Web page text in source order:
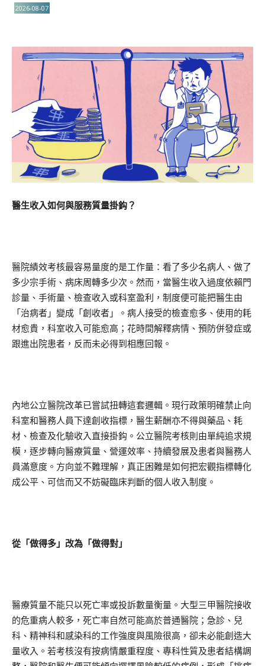
2026-08-07
醫生收入如何與服務質量掛鈎？
醫院績效考核最容易量度的是工作量：看了多少名病人、做了
多少宗手術、病床周轉多少次。然而，當醫生收入過度依賴門
診量、手術量、檢查收入或科室盈利，制度便可能把醫生由
「治病者」變成「創收者」。病人接受的檢查愈多、使用的耗
材愈貴，科室收入可能愈高；花時間解釋病情、預防併發症或
跟進出院患者，反而未必得到相應回報。
內地公立醫院改革已嘗試扭轉這套邏輯。現行政策明確禁止向
科室和醫務人員下達創收指標，醫生薪酬亦不得與藥品、耗
材、檢查及化驗收入直接掛鈎。公立醫院考核則由單純追求規
模，逐步轉向醫療質量、營運效率、持續發展及患者與醫務人
員滿意度。方向並不難理解，真正困難是如何把宏觀指標轉化
成公平、可信而又不妨礙臨床判斷的個人收入制度。
從「做得多」改為「做得對」
醫療質量不能只以死亡率或投訴數量衡量。大型三甲醫院接收
的危重病人較多，死亡率自然可能高於普通醫院；急診、兒
科、精神科和感染科的工作強度與風險很高，卻未必能創造大
量收入。若考核沒有按病情嚴重程度、專科性質及患者結構調